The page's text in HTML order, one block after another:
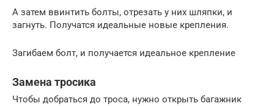
А затем ввинтить болты, отрезать у них шляпки, и
загнуть. Получатся идеальные новые крепления.
Загибаем болт, и получается идеальное крепление
Замена тросика
Чтобы добраться до троса, нужно открыть багажник